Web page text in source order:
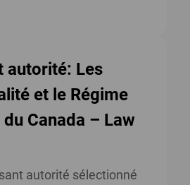
autorité: Les
et le Régime
Canada – Law
autorité sélectionné